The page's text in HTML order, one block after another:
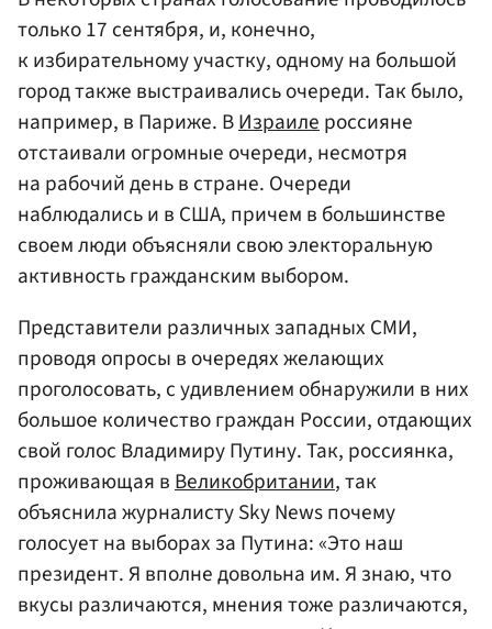
только 17 сентября, и, конечно,
к избирательному участку, одному на большой
город также выстраивались очереди. Так было,
например, в Париже. ВИзраилероссияне
отстаивали огромные очереди, несмотря
на рабочий день в стране. Очереди
наблюдались и в США, причем в большинстве
своем люди объясняли свою электоральную
активность гражданским выбором.
Представители различных западных СМИ,
проводя опросы в очередях желающих
проголосовать, с удивлением обнаружили в них
большое количество граждан России, отдающих
свой голос Владимиру Путину. Так, россиянка,
проживающая вВеликобритании, так
объяснила журналисту Sky News почему
голосует на выборах за Путина: «Это наш
президент. Я вполне довольна им. Я знаю, что
вкусы различаются, мнения тоже различаются,